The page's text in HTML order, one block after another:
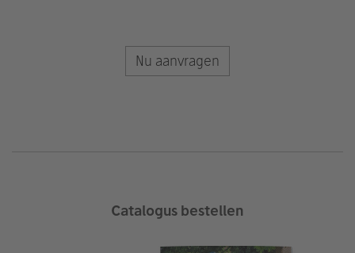
Nu aanvragen
Catalogus bestellen